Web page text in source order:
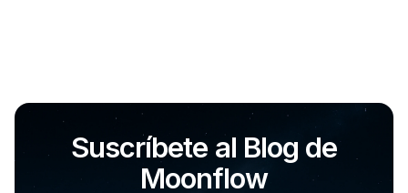
Suscríbete al Blog de
Moonflow